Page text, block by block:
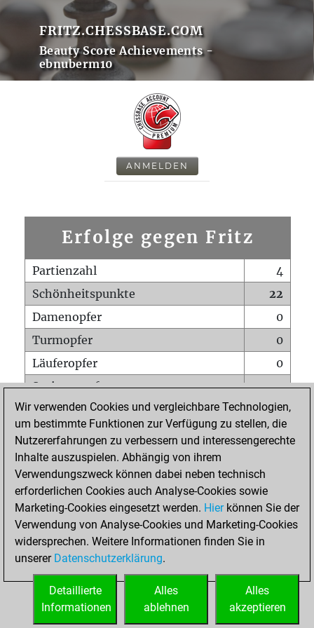
FRITZ.CHESSBASE.COM
Beauty Score Achievements -
ebnuberm10
ANMELDEN
Erfolge gegen Fritz
Partienzahl
4
Schönheitspunkte
22
Damenopfer
0
Turmopfer
0
Läuferopfer
0
Springeropfer
0
Bauernopfer
0
Matt auf vollem Brett
0
Bauer setzt Matt
Erstickte Matts
Unterverwandlungen
0
Türme auf der siebten
0
STARTSEITE
Wir verwenden Cookies und vergleichbare Technologien,
um bestimmte Funktionen zur Verfügung zu stellen, die
Nutzererfahrungen zu verbessern und interessengerechte
Inhalte auszuspielen. Abhängig von ihrem
Verwendungszweck können dabei neben technisch
erforderlichen Cookies auch Analyse-Cookies sowie
Marketing-Cookies eingesetzt werden. Hierkönnen Sie der
Verwendung von Analyse-Cookies und Marketing-Cookies
widersprechen. Weitere Informationen finden Sie in
unserer Datenschutzerklärung.
Alles
akzeptieren
Alles
ablehnen
Detaillierte
Informationen